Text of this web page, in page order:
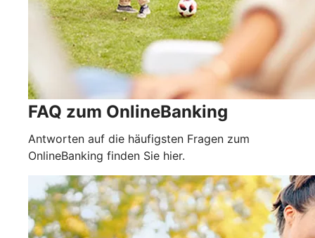
FAQ zum OnlineBanking
Antworten auf die häufigsten Fragen zum
OnlineBanking finden Sie hier.